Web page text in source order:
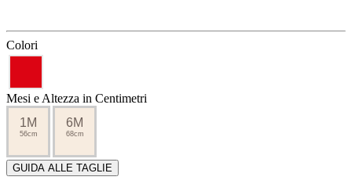
Colori
Mesi e Altezza in Centimetri
1M
56cm
6M
68cm
GUIDA ALLE TAGLIE